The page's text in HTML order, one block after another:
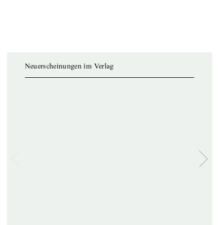
Neuerscheinungen im Verlag